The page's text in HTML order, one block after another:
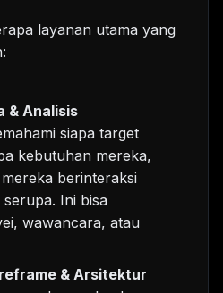
layanan utama yang
& Analisis
siapa target
kebutuhan mereka,
berinteraksi
Ini bisa
wawancara, atau
& Arsitektur